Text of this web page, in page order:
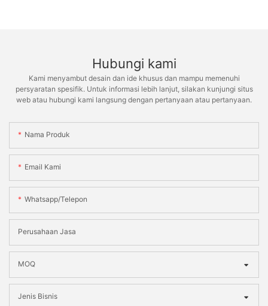
Hubungi kami
Kami menyambut desain dan ide khusus dan mampu memenuhi
persyaratan spesifik. Untuk informasi lebih lanjut, silakan kunjungi situs
web atau hubungi kami langsung dengan pertanyaan atau pertanyaan.
Nama Produk
Email Kami
Whatsapp/telepon
Perusahaan Jasa
MOQ
Jenis Bisnis